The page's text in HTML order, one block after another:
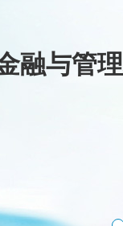
融与管